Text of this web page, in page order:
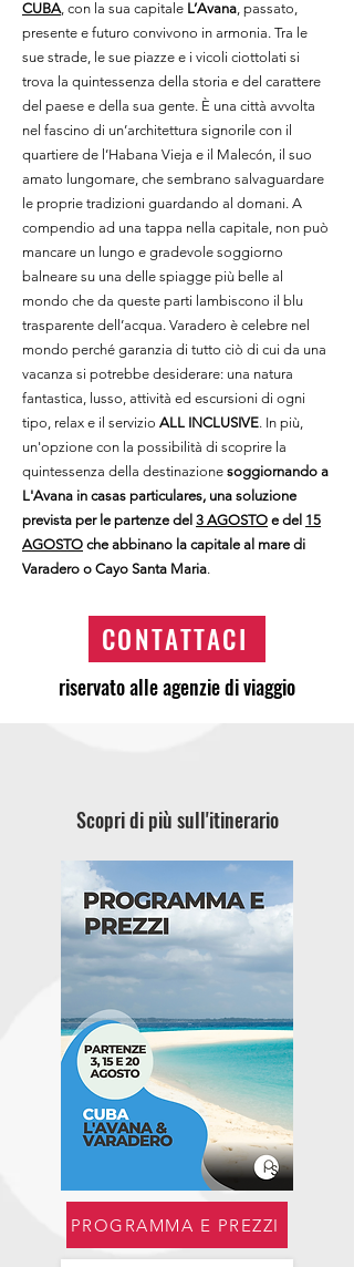
CUBA, con la sua capitale L’Avana, passato,
presente e futuro convivono in armonia. Tra le
sue strade, le sue piazze e i vicoli ciottolati si
trova la quintessenza della storia e del carattere
del paese e della sua gente. È una città avvolta
nel fascino di un’architettura signorile con il
quartiere de l’Habana Vieja e il Malecón, il suo
amato lungomare, che sembrano salvaguardare
le proprie tradizioni guardando al domani. A
compendio ad una tappa nella capitale, non può
mancare un lungo e gradevole soggiorno
balneare su una delle spiagge più belle al
mondo che da queste parti lambiscono il blu
trasparente dell’acqua. Varadero è celebre nel
mondo perché garanzia di tutto ciò di cui da una
vacanza si potrebbe desiderare: una natura
fantastica, lusso, attività ed escursioni di ogni
tipo, relax e il servizio ALL INCLUSIVE. In più,
un'opzione con la possibilità di scoprire la
quintessenza della destinazione soggiornando a
L'Avana in casas particulares, una soluzione
prevista per le partenze del 3 AGOSTO e del 15
AGOSTO che abbinano la capitale al mare di
Varadero o Cayo Santa Maria.
CONTATTACI
riservato alle agenzie di viaggio
Scopri di più sull'itinerario
PROGRAMMA E PREZZI